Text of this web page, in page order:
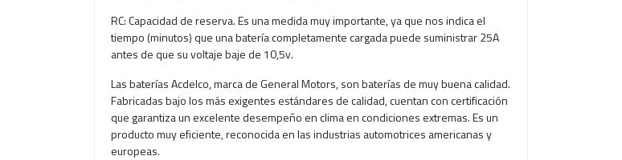
RC: Capacidad de reserva. Es una medida muy importante, ya que nos indica el
tiempo (minutos) que una batería completamente cargada puede suministrar 25A
antes de que su voltaje baje de 10,5v.
Las baterías Acdelco, marca de General Motors, son baterías de muy buena calidad.
Fabricadas bajo los más exigentes estándares de calidad, cuentan con certificación
que garantiza un excelente desempeño en clima en condiciones extremas. Es un
producto muy eficiente, reconocida en las industrias automotrices americanas y
europeas.